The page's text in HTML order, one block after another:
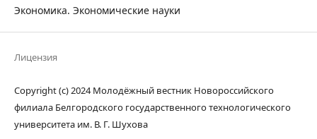
Экономика. Экономические науки
Лицензия
Copyright (c) 2024 Молодёжный вестник Новороссийского
филиала Белгородского государственного технологического
университета им. В. Г. Шухова